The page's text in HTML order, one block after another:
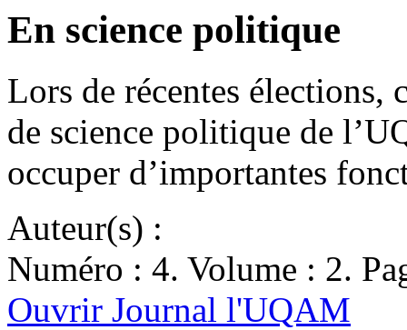
En science politique
Lors de récentes élections,
de science politique de
occuper d’importantes
Auteur(s) :
Numéro : 4. Volume : 2.
Ouvrir Journal l'UQAM